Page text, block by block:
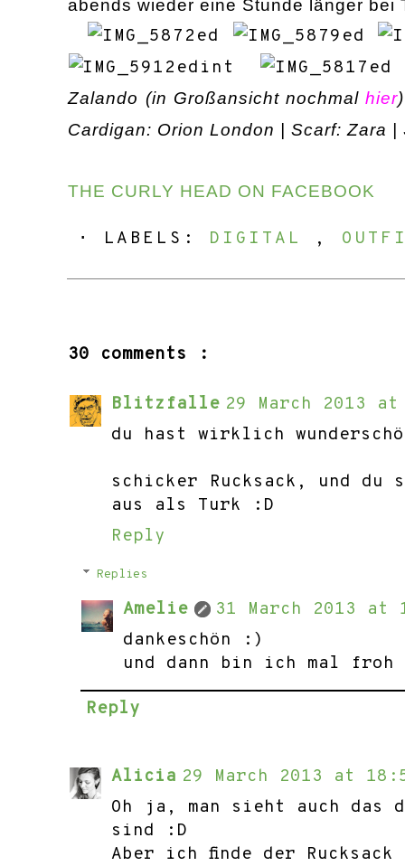
abends wieder eine Stunde länger bei
Zalando (in Großansicht nochmal hier
Cardigan: Orion London | Scarf: Zara |
THE CURLY HEAD ON FACEBOOK
⋅ LABELS: DIGITAL ,
30 comments :
Blitzfalle 29 March 2013
du hast wirklich
schicker Rucksack, und
aus als Turk :D
Reply
Replies
Amelie
31 March 2013 at
dankeschön :)
und dann bin ich mal froh
Reply
Alicia 29 March 2013 at
Oh ja, man sieht auch das
sind :D
Aber ich finde der